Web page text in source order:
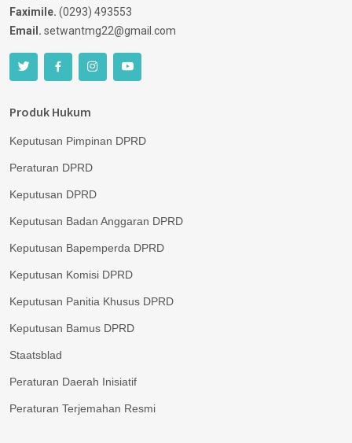
Faximile. (0293) 493553
Email. setwantmg22@gmail.com
Produk Hukum
Keputusan Pimpinan DPRD
Peraturan DPRD
Keputusan DPRD
Keputusan Badan Anggaran DPRD
Keputusan Bapemperda DPRD
Keputusan Komisi DPRD
Keputusan Panitia Khusus DPRD
Keputusan Bamus DPRD
Staatsblad
Peraturan Daerah Inisiatif
Peraturan Terjemahan Resmi